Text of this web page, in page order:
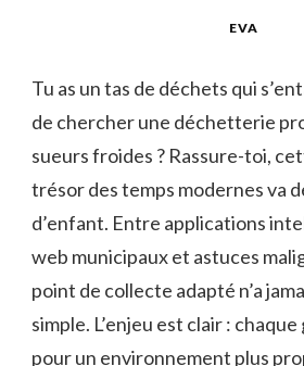
EVA
Tu as un tas de déchets qui
de chercher une déchetterie
sueurs froides ? Rassure-toi,
trésor des temps modernes va
d’enfant. Entre applications
web municipaux et astuces
point de collecte adapté n’a
simple. L’enjeu est clair :
pour un environnement plus